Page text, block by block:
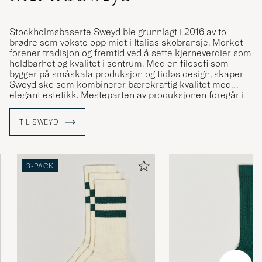
Stockholmsbaserte Sweyd ble grunnlagt i 2016 av to
brødre som vokste opp midt i Italias skobransje. Merket
forener tradisjon og fremtid ved å sette kjerneverdier som
holdbarhet og kvalitet i sentrum. Med en filosofi som
bygger på småskala produksjon og tidløs design, skaper
Sweyd sko som kombinerer bærekraftig kvalitet med
elegant estetikk. Mesteparten av produksjonen foregår i
Marche, Italia, et område kjent for sine omhyggelige
tillegg produseres sokkene med samme høye
kvalitetsstandard i Sverige, noe som ytterligere
bærekraft.
TIL SWEYD
3-PACK